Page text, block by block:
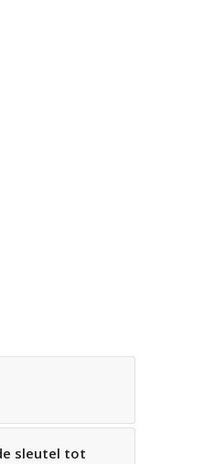
sleutel tot